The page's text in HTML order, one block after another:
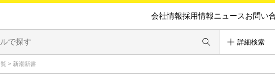
会社情報採用情報ニュースお問い
詳細検索
> 新潮新書